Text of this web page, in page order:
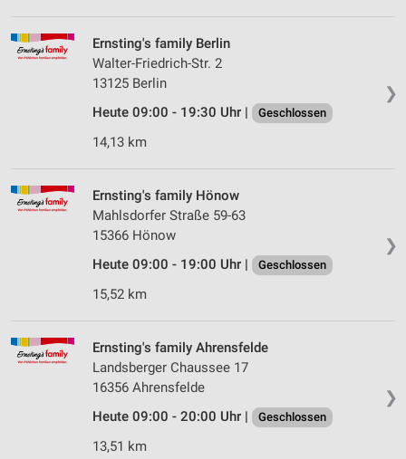
❯
Ernsting's family Berlin
Walter-Friedrich-Str. 2
13125 Berlin
Heute 09:00 - 19:30 Uhr |
Geschlossen
14,13 km
❯
Ernsting's family Hönow
Mahlsdorfer Straße 59-63
15366 Hönow
Heute 09:00 - 19:00 Uhr |
Geschlossen
15,52 km
❯
Ernsting's family Ahrensfelde
Landsberger Chaussee 17
16356 Ahrensfelde
Heute 09:00 - 20:00 Uhr |
Geschlossen
13,51 km